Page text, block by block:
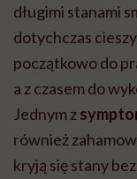
długimi stanami
dotychczas
początkowo do
a z czasem do
Jednym z
również
kryją się stany